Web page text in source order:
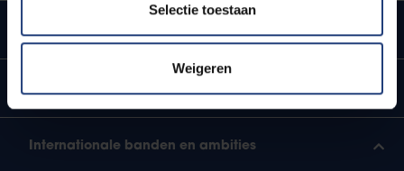
Selectie toestaan
Weigeren
Internationale banden en ambities